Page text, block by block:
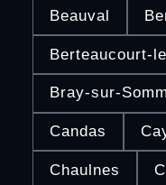
Beauval
Berteaucourt-
Bray-sur-
Candas
Chaulnes